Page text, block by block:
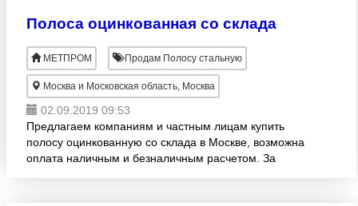
Полоса оцинкованная со склада
МЕТПРОМ Продам Полосу стальную
Москва и Московская область, Москва
02.09.2019 09:53
Предлагаем компаниям и частным лицам купить
полосу оцинкованную со склада в Москве, возможна
оплата наличным и безналичным расчетом. За